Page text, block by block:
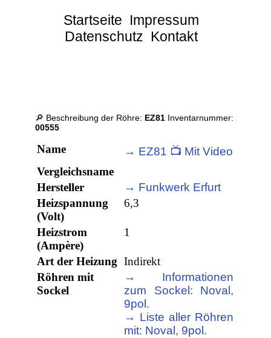
Startseite Impressum
Datenschutz Kontakt
🔎 Beschreibung der Röhre: EZ81 Inventarnummer:
00555
Name
→ EZ81 📺 Mit Video
Vergleichsname
Hersteller
→ Funkwerk Erfurt
Heizspannung
(Volt)
6,3
Heizstrom
(Ampère)
1
Art der Heizung Indirekt
Röhren mit
Sockel
→ Informationen
zum Sockel: Noval,
9pol.
→ Liste aller Röhren
mit: Noval, 9pol.